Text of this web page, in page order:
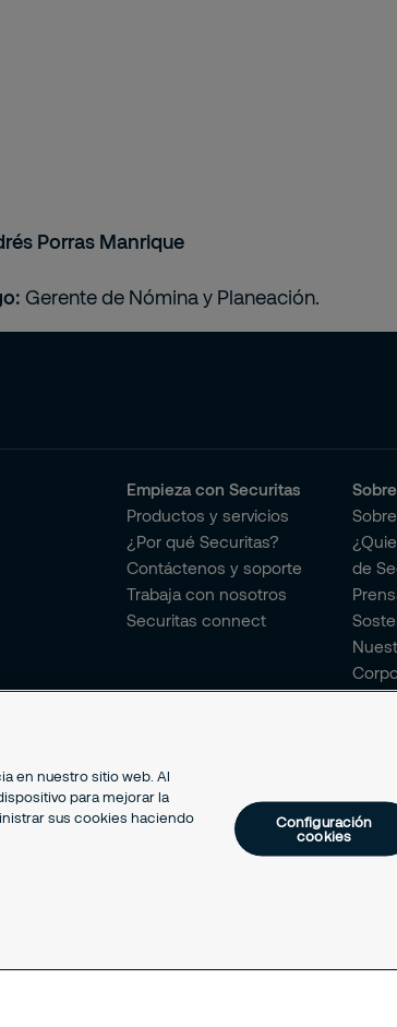
Porras Manrique
Gerente de Nómina y Planeación.
Empieza con Securitas
Productos y servicios
¿Por qué Securitas?
Contáctenos y soporte
Trabaja con nosotros
Securitas connect
de
My
Un
en nuestro sitio web. Al
para mejorar la
sus cookies haciendo
Configuración
cookies